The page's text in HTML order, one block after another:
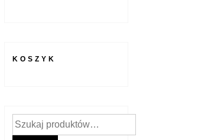
KOSZYK
Szukaj: